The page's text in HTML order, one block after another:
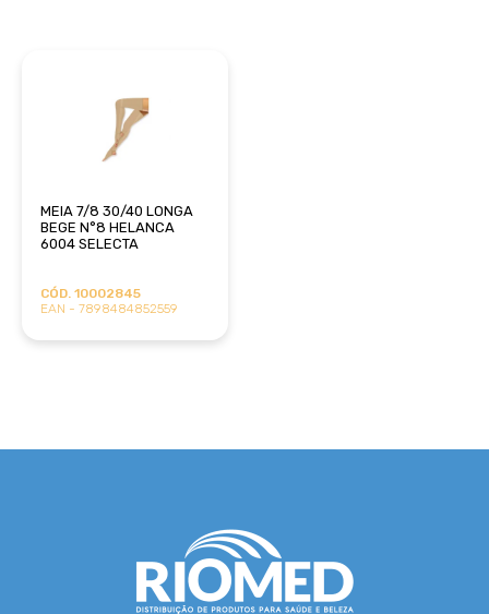
MEIA 7/8 30/40 LONGA
BEGE N°8 HELANCA
6004 SELECTA
CÓD. 10002845
EAN - 7898484852559